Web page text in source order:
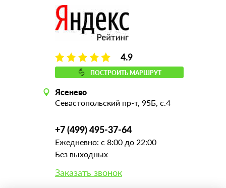
4.9
ПОСТРОИТЬ МАРШРУТ
Ясенево
Севастопольский пр-т, 95Б, с.4
+7 (499) 495-37-64
Ежедневно: с 8:00 до 22:00
Без выходных
Заказать звонок